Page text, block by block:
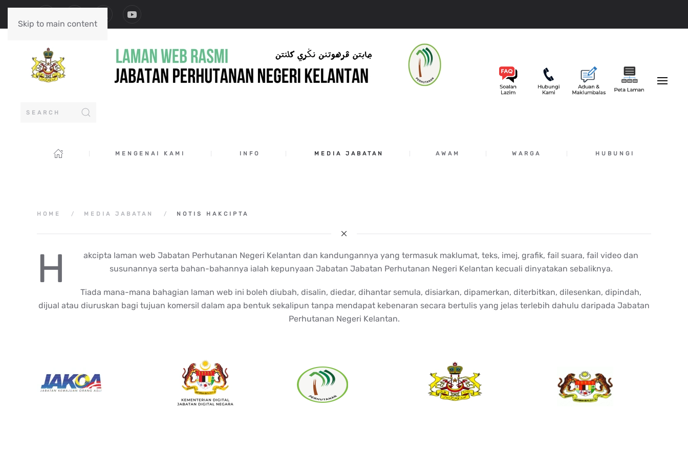
Skip to main content
MENGENAI KAMI INFO MEDIA JABATAN AWAM WARGA HUBUNGI
HOME MEDIA JABATAN NOTIS HAKCIPTA
H
akcipta laman web Jabatan Perhutanan Negeri Kelantan dan kandungannya yang termasuk maklumat, teks, imej, grafik, fail suara, fail video dan
susunannya serta bahan-bahannya ialah kepunyaan Jabatan Jabatan Perhutanan Negeri Kelantan kecuali dinyatakan sebaliknya.
Tiada mana-mana bahagian laman web ini boleh diubah, disalin, diedar, dihantar semula, disiarkan, dipamerkan, diterbitkan, dilesenkan, dipindah,
dijual atau diuruskan bagi tujuan komersil dalam apa bentuk sekalipun tanpa mendapat kebenaran secara bertulis yang jelas terlebih dahulu daripada Jabatan
Perhutanan Negeri Kelantan.